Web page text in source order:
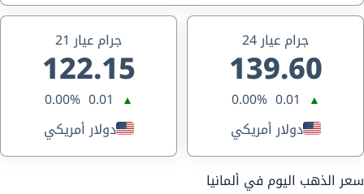
جرام عيار 24
139.60
▲
0.01
0.00%
دولار أمريكي
جرام عيار 21
122.15
▲
0.01
0.00%
دولار أمريكي
سعر الذهب اليوم في ألمانيا